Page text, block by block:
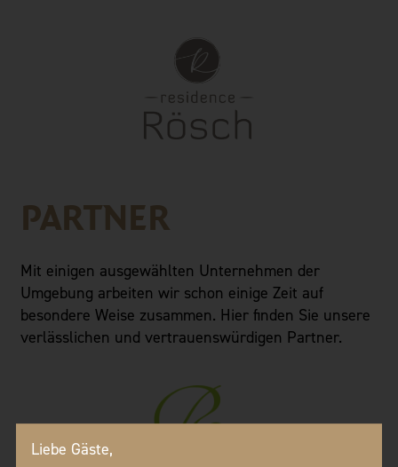
PARTNER
Mit einigen ausgewählten Unternehmen der
Umgebung arbeiten wir schon einige Zeit auf
besondere Weise zusammen. Hier finden Sie unsere
verlässlichen und vertrauenswürdigen Partner.
Liebe Gäste,